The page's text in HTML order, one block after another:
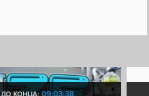
ДО КОНЦА:09:03:37